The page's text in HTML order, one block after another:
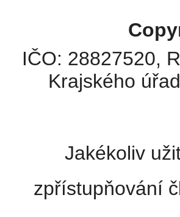
IČO: 28827520,
Krajského
Jakékoliv
zpřístupňování